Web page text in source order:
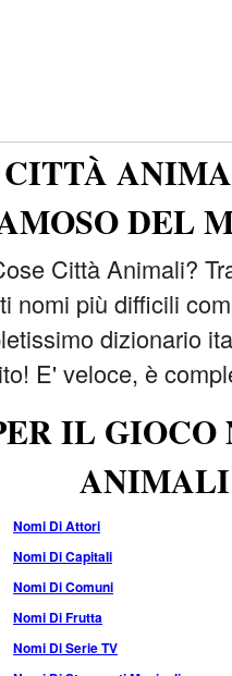
CITTÀ
DEL
Città Animali?
nomi più difficili
dizionario
E' veloce, è
IL
ANIMALI
Nomi Di Attori
Nomi Di Capitali
Nomi Di Comuni
Nomi Di Frutta
Nomi Di Serie TV